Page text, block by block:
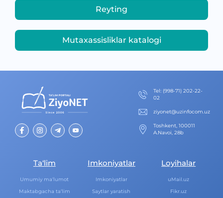
Reyting
Mutaxassisliklar katalogi
Теl: (998-71) 202-22-
02
ziyonet@uzinfocom.uz
Toshkent, 100011
A.Navoi, 28b
Ta‘lim
Umumiy ma‘lumot
Maktabgacha ta‘lim
Imkoniyatlar
Imkoniyatlar
Saytlar yaratish
Loyihalar
uMail.uz
Fikr.uz